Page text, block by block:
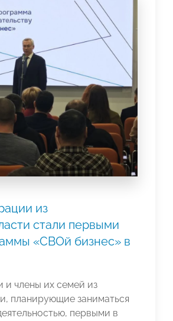
из
стали первыми
«СВОй бизнес» в
и члены их семей из
планирующие заниматься
первыми в